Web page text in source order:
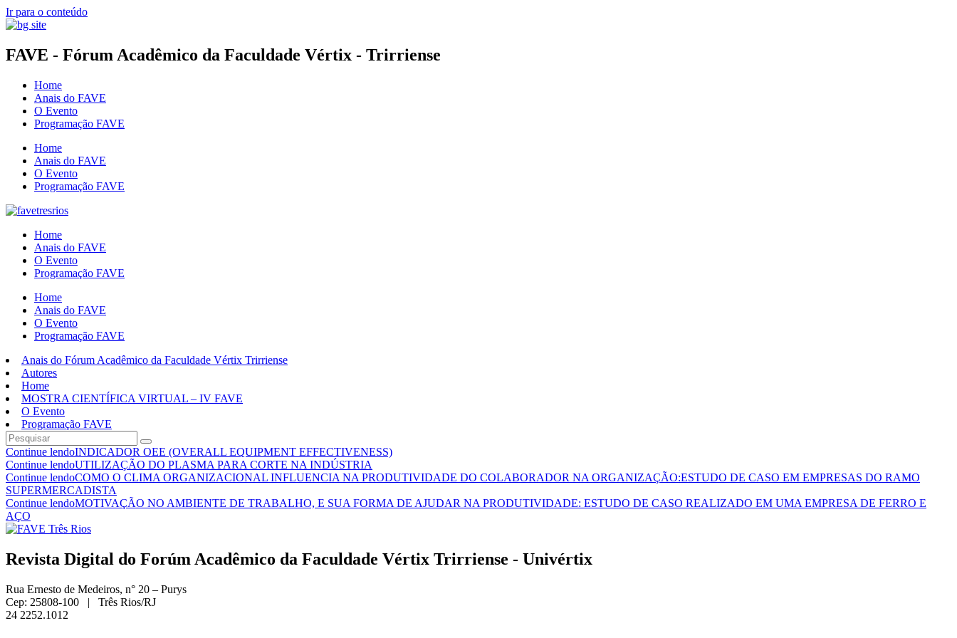
Ir para o conteúdo
FAVE - Fórum Acadêmico da Faculdade Vértix - Trirriense
Home
Anais do FAVE
O Evento
Programação FAVE
Home
Anais do FAVE
O Evento
Programação FAVE
Home
Anais do FAVE
O Evento
Programação FAVE
Home
Anais do FAVE
O Evento
Programação FAVE
Anais do Fórum Acadêmico da Faculdade Vértix Trirriense
Autores
Home
MOSTRA CIENTÍFICA VIRTUAL – IV FAVE
O Evento
Programação FAVE
Continue lendoINDICADOR OEE (OVERALL EQUIPMENT EFFECTIVENESS)
Continue lendoUTILIZAÇÃO DO PLASMA PARA CORTE NA INDÚSTRIA
Continue lendoCOMO O CLIMA ORGANIZACIONAL INFLUENCIA NA PRODUTIVIDADE DO COLABORADOR NA ORGANIZAÇÃO:ESTUDO DE CASO EM EMPRESAS DO RAMO
SUPERMERCADISTA
Continue lendoMOTIVAÇÃO NO AMBIENTE DE TRABALHO, E SUA FORMA DE AJUDAR NA PRODUTIVIDADE: ESTUDO DE CASO REALIZADO EM UMA EMPRESA DE FERRO E
AÇO
Revista Digital do Forúm Acadêmico da Faculdade Vértix Trirriense - Univértix
Rua Ernesto de Medeiros, n° 20 – Purys
Cep: 25808-100 | Três Rios/RJ
24 2252.1012